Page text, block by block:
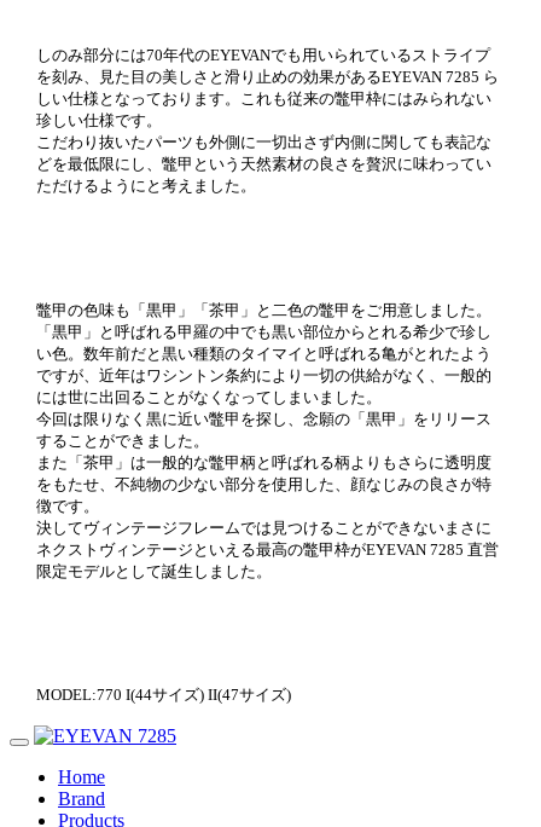
しのみ部分には70年代のEYEVANでも用いられているストライプ
を刻み、見た目の美しさと滑り止めの効果があるEYEVAN 7285 ら
しい仕様となっております。これも従来の鼈甲枠にはみられない
珍しい仕様です。
こだわり抜いたパーツも外側に一切出さず内側に関しても表記な
どを最低限にし、鼈甲という天然素材の良さを贅沢に味わってい
ただけるようにと考えました。
鼈甲の色味も「黒甲」「茶甲」と二色の鼈甲をご用意しました。
「黒甲」と呼ばれる甲羅の中でも黒い部位からとれる希少で珍し
い色。数年前だと黒い種類のタイマイと呼ばれる亀がとれたよう
ですが、近年はワシントン条約により一切の供給がなく、一般的
には世に出回ることがなくなってしまいました。
今回は限りなく黒に近い鼈甲を探し、念願の「黒甲」をリリース
することができました。
また「茶甲」は一般的な鼈甲柄と呼ばれる柄よりもさらに透明度
をもたせ、不純物の少ない部分を使用した、顔なじみの良さが特
徴です。
決してヴィンテージフレームでは見つけることができないまさに
ネクストヴィンテージといえる最高の鼈甲枠がEYEVAN 7285 直営
限定モデルとして誕生しました。
MODEL:770 I(44サイズ) II(47サイズ)
Home
Brand
Products